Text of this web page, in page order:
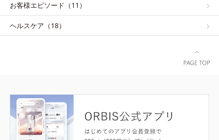
お客様エピソード（11）
ヘルスケア（18）